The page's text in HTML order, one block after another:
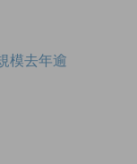
模去年逾